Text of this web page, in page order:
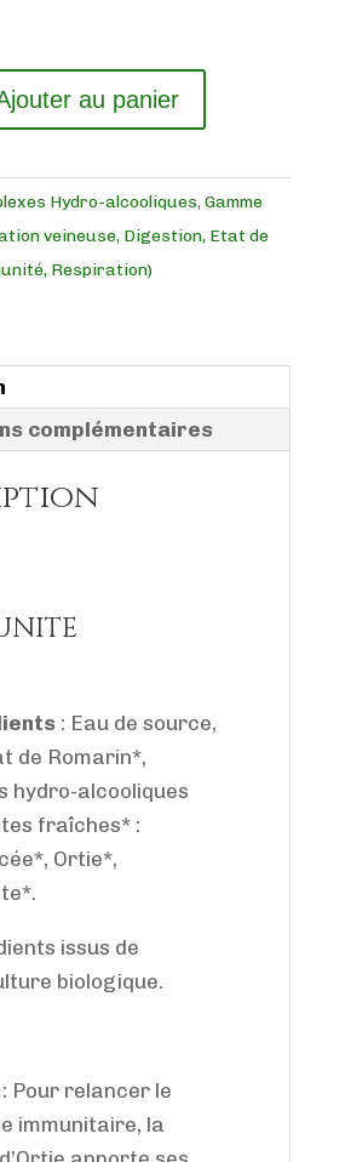
au panier
Hydro-alcooliques, Gamme
veineuse, Digestion, Etat de
Respiration)
complémentaires
: Eau de source,
de Romarin*,
hydro-alcooliques
fraîches* :
Ortie*,
issus de
biologique.
: Pour relancer le
immunitaire, la